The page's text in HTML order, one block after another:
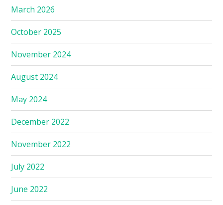
March 2026
October 2025
November 2024
August 2024
May 2024
December 2022
November 2022
July 2022
June 2022